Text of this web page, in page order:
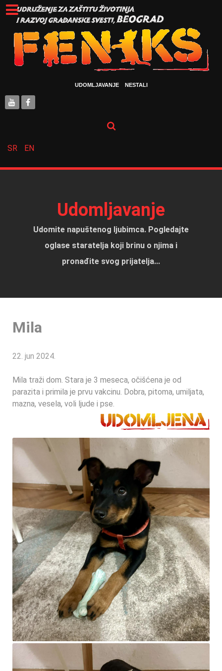
UDOMLJAVANJE NESTALI
SR EN
Udomljavanje
Udomite napuštenog ljubimca. Pogledajte
oglase staratelja koji brinu o njima i
pronađite svog prijatelja...
Mila
22. jun 2024.
Mila traži dom. Stara je 3 meseca, očišćena je od
parazita i primila je prvu vakcinu. Dobra, pitoma, umiljata,
mazna, vesela, voli ljude i pse.